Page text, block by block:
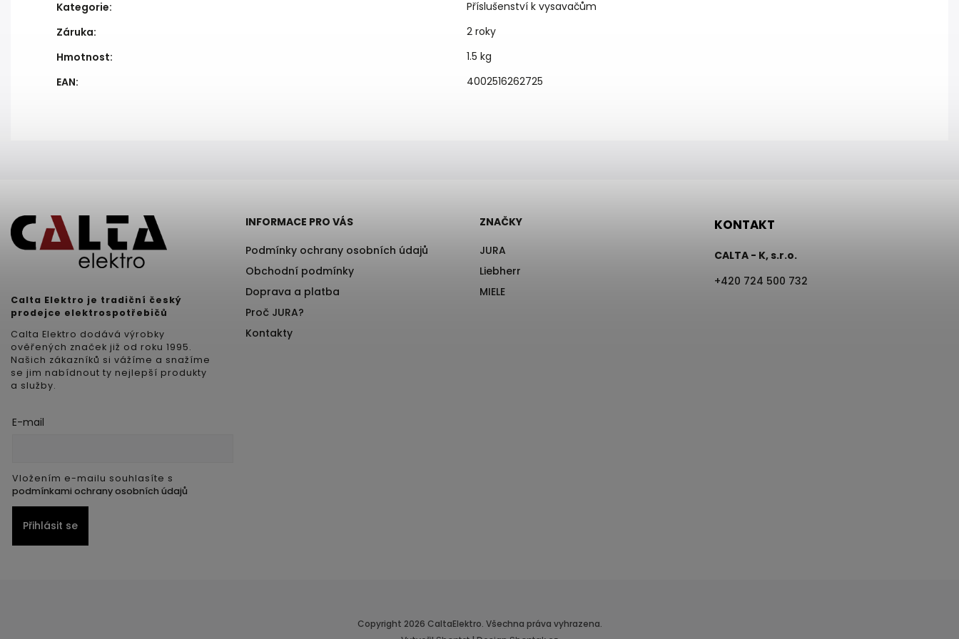
Kategorie:
Příslušenství k vysavačům
Záruka:
2 roky
Hmotnost:
1.5 kg
EAN: 4002516262725
Calta Elektro je tradiční český
prodejce elektrospotřebičů
Calta Elektro dodává výrobky
ověřených značek již od roku 1995.
Našich zákazníků si vážíme a snažíme
se jim nabídnout ty nejlepší produkty
a služby.
INFORMACE PRO VÁS
Podmínky ochrany osobních údajů
Obchodní podmínky
Doprava a platba
Proč JURA?
Kontakty
ZNAČKY
JURA
Liebherr
MIELE
KONTAKT
CALTA - K, s.r.o.
+420 724 500 732
E-mail
Vložením e-mailu souhlasíte s
podmínkami ochrany osobních údajů
Přihlásit se
Copyright 2026 CaltaElektro. Všechna práva vyhrazena.